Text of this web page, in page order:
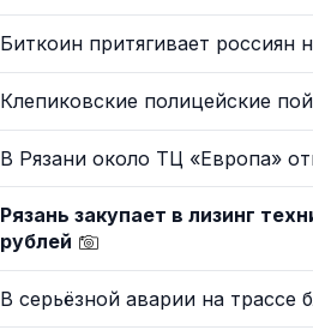
Биткоин притягивает россиян
Клепиковские полицейские
В Рязани около ТЦ «Европа»
Рязань закупает в лизинг
рублей
В серьёзной аварии на трассе